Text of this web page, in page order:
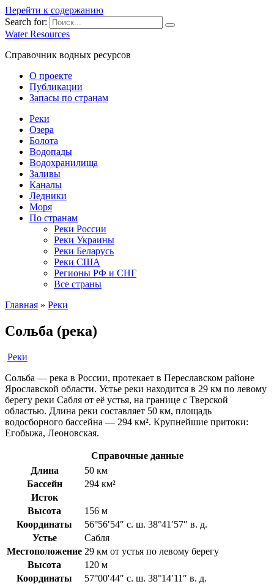
Перейти к содержанию
Search for:
Water Resources
Справочник водных ресурсов
О проекте
Публикации
Запасы по странам
Реки
Озера
Болота
Водопады
Водохранилища
Заливы
Каналы
Ледники
Моря
По странам
Реки России
Реки Украины
Реки Беларусь
Реки США
Регионы РФ и СНГ
Все страны
Главная » Реки
Сольба (река)
Реки
Сольба — река в России, протекает в Переславском районе
Ярославской области. Устье реки находится в 29 км по левому
берегу реки Сабля от её устья, на границе с Тверской
областью. Длина реки составляет 50 км, площадь
водосборного бассейна — 294 км². Крупнейшие притоки:
Егобыжа, Леоновская.
Справочные данные
Длина
50 км
Бассейн
294 км²
Исток
Высота
156 м
Координаты
56°56′54″ с. ш. 38°41′57″ в. д.
Устье
Сабля
Местоположение 29 км от устья по левому берегу
Высота
120 м
Координаты
57°00′44″ с. ш. 38°14′11″ в. д.